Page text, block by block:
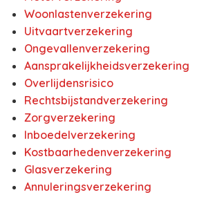
Woonlastenverzekering
Uitvaartverzekering
Ongevallenverzekering
Aansprakelijkheidsverzekering
Overlijdensrisico
Rechtsbijstandverzekering
Zorgverzekering
Inboedelverzekering
Kostbaarhedenverzekering
Glasverzekering
Annuleringsverzekering